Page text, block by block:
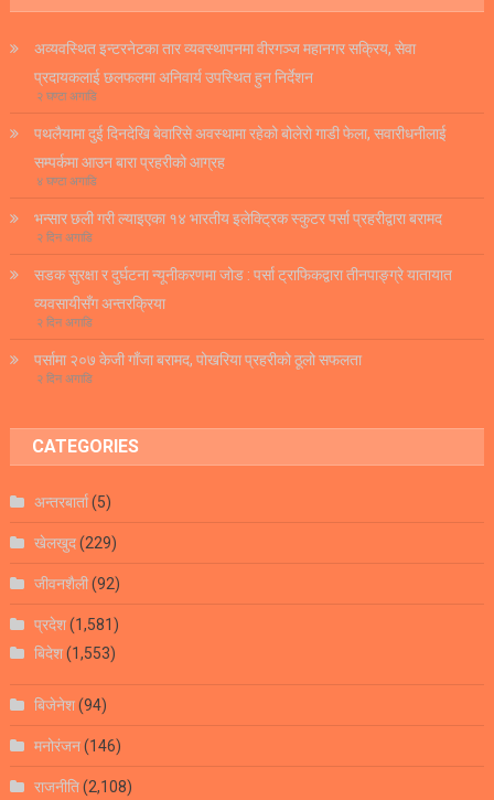
अव्यवस्थित इन्टरनेटका तार व्यवस्थापनमा वीरगञ्ज महानगर सक्रिय, सेवा
प्रदायकलाई छलफलमा अनिवार्य उपस्थित हुन निर्देशन
२ घण्टा अगाडि
पथलैयामा दुई दिनदेखि बेवारिसे अवस्थामा रहेको बोलेरो गाडी फेला, सवारीधनीलाई
सम्पर्कमा आउन बारा प्रहरीको आग्रह
४ घण्टा अगाडि
भन्सार छली गरी ल्याइएका १४ भारतीय इलेक्ट्रिक स्कुटर पर्सा प्रहरीद्वारा बरामद
२ दिन अगाडि
सडक सुरक्षा र दुर्घटना न्यूनीकरणमा जोड : पर्सा ट्राफिकद्वारा तीनपाङ्ग्रे यातायात
व्यवसायीसँग अन्तरक्रिया
२ दिन अगाडि
पर्सामा २०७ केजी गाँजा बरामद, पोखरिया प्रहरीको ठूलो सफलता
२ दिन अगाडि
CATEGORIES
अन्तरबार्ता(5)
खेलखुद(229)
जीवनशैली(92)
प्रदेश(1,581)
बिदेश(1,553)
बिजेनेश(94)
मनोरंजन(146)
राजनीति(2,108)